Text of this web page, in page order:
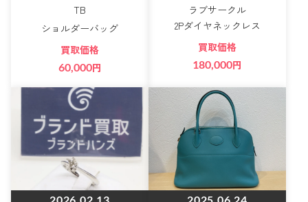
TB
ショルダーバッグ
買取価格
60,000円
ラブサークル
2Pダイヤネックレス
買取価格
180,000円